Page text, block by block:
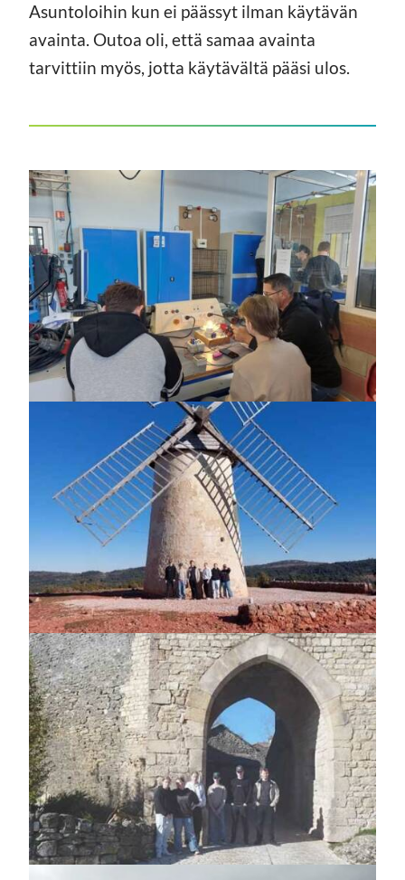
Asuntoloihin kun ei päässyt ilman käytävän
avainta. Outoa oli, että samaa avainta
tarvittiin myös, jotta käytävältä pääsi ulos.
https://jedu.fi/wp-
content/uploads/2025/04/Ranska_10.jpg
https://jedu.fi/wp-
content/uploads/2025/04/Ranska_2.jpg